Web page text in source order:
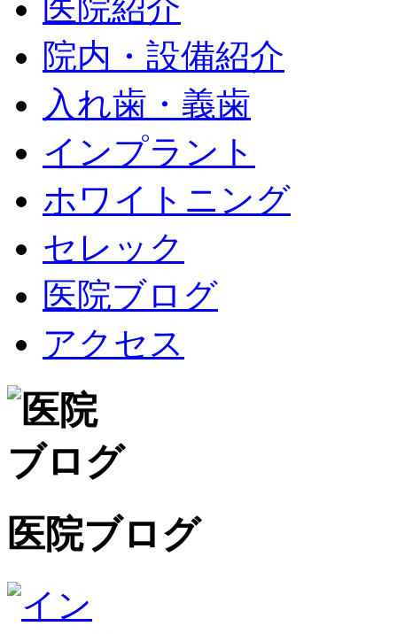
医院紹介
院内・設備紹介
入れ歯・義歯
インプラント
ホワイトニング
セレック
医院ブログ
アクセス
医院ブログ